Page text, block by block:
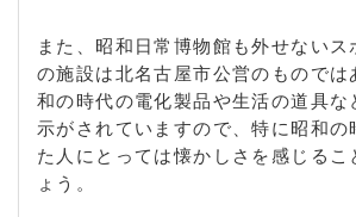
また、昭和日常博物館も外せないス
の施設は北名古屋市公営のものでは
和の時代の電化製品や生活の道具な
示がされていますので、特に昭和の
た人にとっては懐かしさを感じるこ
ょう。